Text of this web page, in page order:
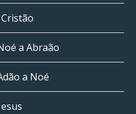
a Abraão
a Noé